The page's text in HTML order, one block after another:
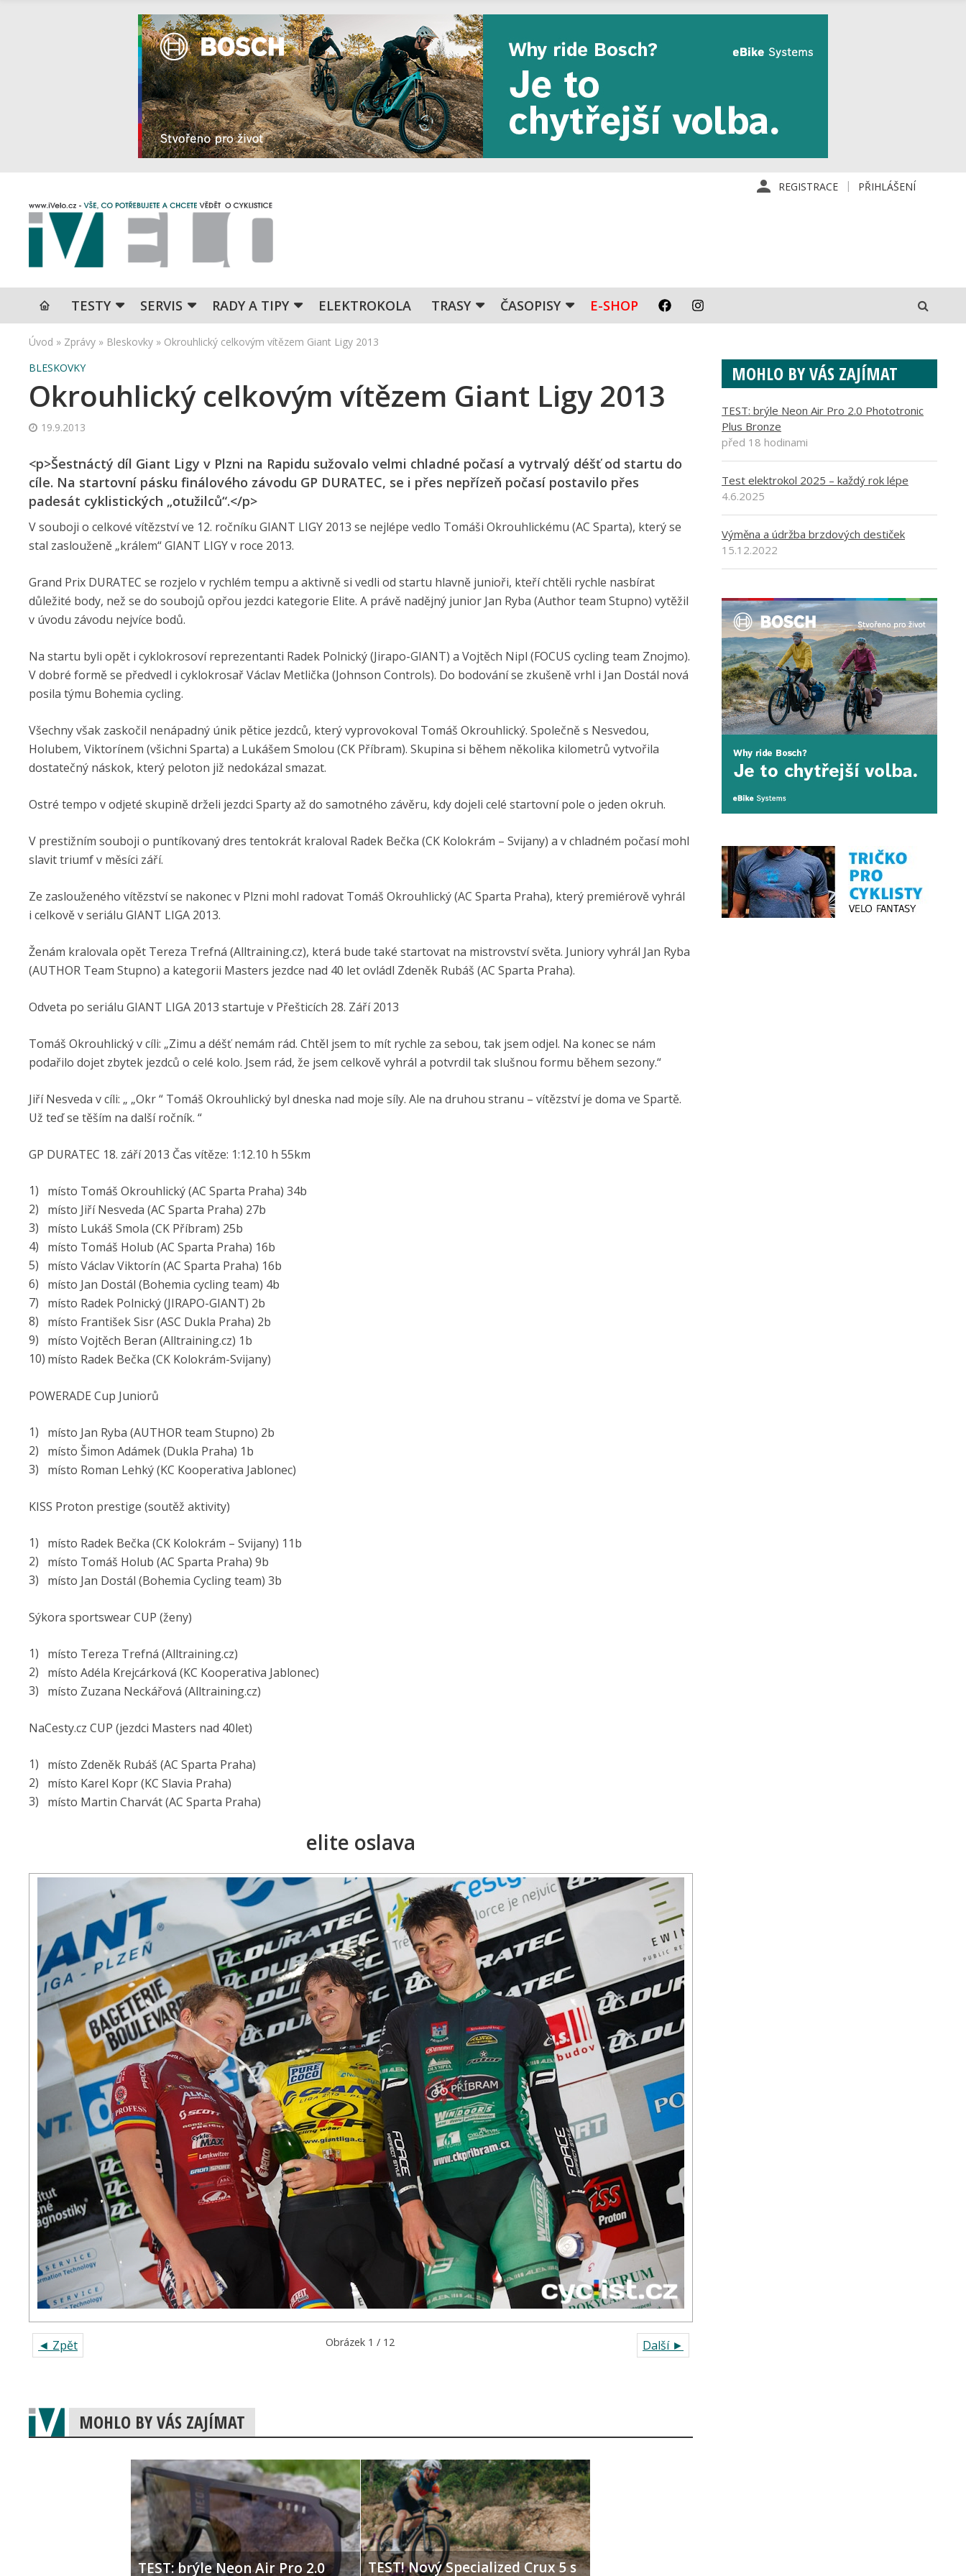
REGISTRACE PŘIHLÁŠENÍ
TESTY SERVIS RADY A TIPY ELEKTROKOLA TRASY ČASOPISY E-SHOP
Úvod » Zprávy » Bleskovky » Okrouhlický celkovým vítězem Giant Ligy 2013
BLESKOVKY
Okrouhlický celkovým vítězem Giant Ligy 2013
19.9.2013
<p>Šestnáctý díl Giant Ligy v Plzni na Rapidu sužovalo velmi chladné počasí a vytrvalý déšť od startu do
cíle. Na startovní pásku finálového závodu GP DURATEC, se i přes nepřízeň počasí postavilo přes
padesát cyklistických „otužilců“.</p>
V souboji o celkové vítězství ve 12. ročníku GIANT LIGY 2013 se nejlépe vedlo Tomáši Okrouhlickému (AC Sparta), který se
stal zaslouženě „králem“ GIANT LIGY v roce 2013.
Grand Prix DURATEC se rozjelo v rychlém tempu a aktivně si vedli od startu hlavně junioři, kteří chtěli rychle nasbírat
důležité body, než se do soubojů opřou jezdci kategorie Elite. A právě nadějný junior Jan Ryba (Author team Stupno) vytěžil
v úvodu závodu nejvíce bodů.
Na startu byli opět i cyklokrosoví reprezentanti Radek Polnický (Jirapo-GIANT) a Vojtěch Nipl (FOCUS cycling team Znojmo).
V dobré formě se předvedl i cyklokrosař Václav Metlička (Johnson Controls). Do bodování se zkušeně vrhl i Jan Dostál nová
posila týmu Bohemia cycling.
Všechny však zaskočil nenápadný únik pětice jezdců, který vyprovokoval Tomáš Okrouhlický. Společně s Nesvedou,
Holubem, Viktorínem (všichni Sparta) a Lukášem Smolou (CK Příbram). Skupina si během několika kilometrů vytvořila
dostatečný náskok, který peloton již nedokázal smazat.
Ostré tempo v odjeté skupině drželi jezdci Sparty až do samotného závěru, kdy dojeli celé startovní pole o jeden okruh.
V prestižním souboji o puntíkovaný dres tentokrát kraloval Radek Bečka (CK Kolokrám – Svijany) a v chladném počasí mohl
slavit triumf v měsíci září.
Ze zaslouženého vítězství se nakonec v Plzni mohl radovat Tomáš Okrouhlický (AC Sparta Praha), který premiérově vyhrál
i celkově v seriálu GIANT LIGA 2013.
Ženám kralovala opět Tereza Trefná (Alltraining.cz), která bude také startovat na mistrovství světa. Juniory vyhrál Jan Ryba
(AUTHOR Team Stupno) a kategorii Masters jezdce nad 40 let ovládl Zdeněk Rubáš (AC Sparta Praha).
Odveta po seriálu GIANT LIGA 2013 startuje v Přešticích 28. Září 2013
Tomáš Okrouhlický v cíli: „Zimu a déšť nemám rád. Chtěl jsem to mít rychle za sebou, tak jsem odjel. Na konec se nám
podařilo dojet zbytek jezdců o celé kolo. Jsem rád, že jsem celkově vyhrál a potvrdil tak slušnou formu během sezony.“
Jiří Nesveda v cíli: „ „Okr “ Tomáš Okrouhlický byl dneska nad moje síly. Ale na druhou stranu – vítězství je doma ve Spartě.
Už teď se těším na další ročník. “
GP DURATEC 18. září 2013 Čas vítěze: 1:12.10 h 55km
místo Tomáš Okrouhlický (AC Sparta Praha) 34b
místo Jiří Nesveda (AC Sparta Praha) 27b
místo Lukáš Smola (CK Příbram) 25b
místo Tomáš Holub (AC Sparta Praha) 16b
místo Václav Viktorín (AC Sparta Praha) 16b
místo Jan Dostál (Bohemia cycling team) 4b
místo Radek Polnický (JIRAPO-GIANT) 2b
místo František Sisr (ASC Dukla Praha) 2b
místo Vojtěch Beran (Alltraining.cz) 1b
místo Radek Bečka (CK Kolokrám-Svijany)
POWERADE Cup Juniorů
místo Jan Ryba (AUTHOR team Stupno) 2b
místo Šimon Adámek (Dukla Praha) 1b
místo Roman Lehký (KC Kooperativa Jablonec)
KISS Proton prestige (soutěž aktivity)
místo Radek Bečka (CK Kolokrám – Svijany) 11b
místo Tomáš Holub (AC Sparta Praha) 9b
místo Jan Dostál (Bohemia Cycling team) 3b
Sýkora sportswear CUP (ženy)
místo Tereza Trefná (Alltraining.cz)
místo Adéla Krejcárková (KC Kooperativa Jablonec)
místo Zuzana Neckářová (Alltraining.cz)
NaCesty.cz CUP (jezdci Masters nad 40let)
místo Zdeněk Rubáš (AC Sparta Praha)
místo Karel Kopr (KC Slavia Praha)
místo Martin Charvát (AC Sparta Praha)
elite oslava
◄ Zpět Další ►
Obrázek 1 / 12
MOHLO BY VÁS ZAJÍMAT
TEST: brýle Neon Air Pro 2.0 TEST! Nový Specialized Crux 5 s
MOHLO BY VÁS ZAJÍMAT
TEST: brýle Neon Air Pro 2.0 Phototronic
Plus Bronze
před 18 hodinami
Test elektrokol 2025 – každý rok lépe
4.6.2025
Výměna a údržba brzdových destiček
15.12.2022